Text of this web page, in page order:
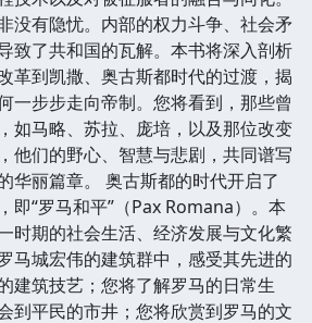
没有隐忧。内部的权力斗争、社会矛
致了共和国的瓦解。本书将深入剖析
革到凯撒、奥古斯都时代的过渡，揭
一步步走向帝制。您将看到，那些曾
如马略、苏拉、庞培，以及那位改变
他们的野心、智慧与悲剧，共同谱写
华丽篇章。 奥古斯都的时代开启了
即“罗马和平”（Pax Romana）。本
时期的社会生活、经济发展与文化繁
马城宏伟的建筑群中，感受其先进的
建筑技艺；您将了解罗马的日常生
到平民的市井；您将欣赏到罗马的文